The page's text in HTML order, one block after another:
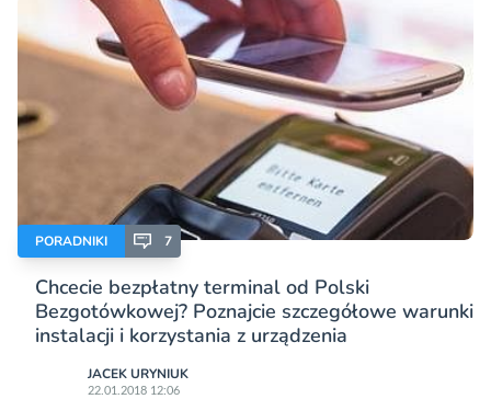
PORADNIKI 7
Chcecie bezpłatny terminal od Polski
Bezgotówkowej? Poznajcie szczegółowe warunki
instalacji i korzystania z urządzenia
JACEK URYNIUK
22.01.2018 12:06